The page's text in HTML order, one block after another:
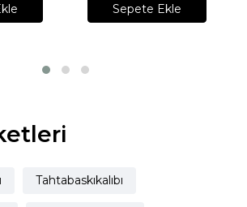
Sepete Ekle
Tahtabaskıkalıbı